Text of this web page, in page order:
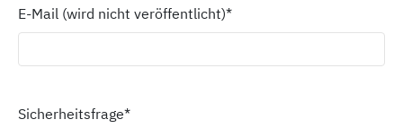
E-Mail (wird nicht veröffentlicht)*
Sicherheitsfrage*